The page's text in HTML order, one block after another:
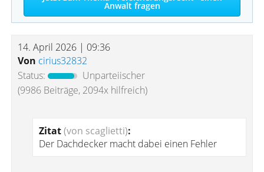
Anwalt fragen
14. April 2026 | 09:36
Von cirius32832
Status:
Unparteiischer
(9986 Beiträge, 2094x hilfreich)
Zitat(von scaglietti):
Der Dachdecker macht dabei einen Fehler